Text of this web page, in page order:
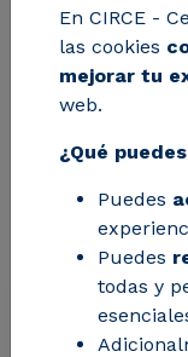
¿Quieres
cada vez
soluciones
la
Solicita
En CIRCE -
las cookies
mejorar tu
web.
¿Qué
Puedes
Puedes
todas y